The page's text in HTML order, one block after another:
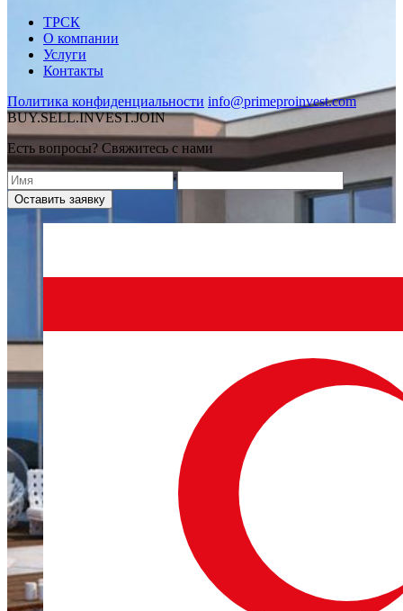
ТРСК
О компании
Услуги
Контакты
Политика конфиденциальности info@primeproinvest.com
BUY.SELL.INVEST.JOIN
Есть вопросы? Свяжитесь с нами